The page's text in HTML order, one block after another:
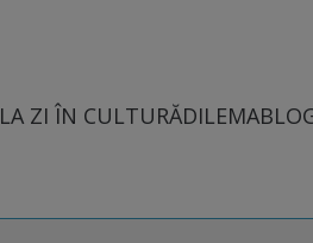
LA ZI ÎN CULTURĂ